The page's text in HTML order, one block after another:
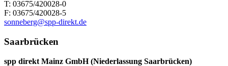
T: 03675/420028-0
F: 03675/420028-5
sonneberg@spp-direkt.de
Saarbrücken
spp direkt Mainz GmbH (Niederlassung Saarbrücken)